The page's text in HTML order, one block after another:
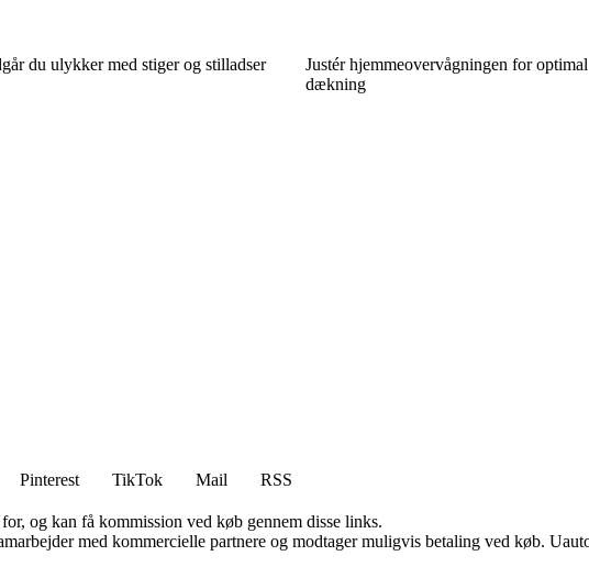
du ulykker med stiger og stilladser
Justér hjemmeovervågningen for optimal
dækning
Pinterest TikTok Mail
RSS
og kan få kommission ved køb gennem disse links.
med kommercielle partnere og modtager muligvis betaling ved køb.